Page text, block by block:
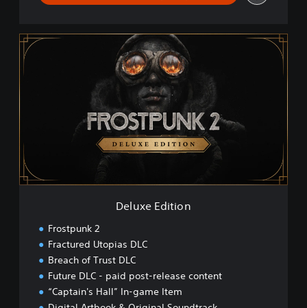
D
x
i
o
Deluxe Edition
Frostpunk 2
Fractured Utopias DLC
Breach of Trust DLC
Future DLC - paid post-release content
“Captain's Hall” In-game Item